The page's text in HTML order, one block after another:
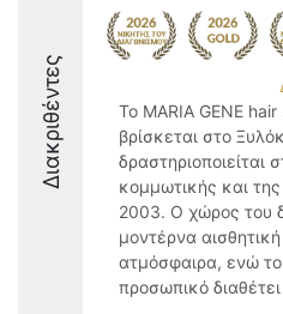
Διακριθέντες
Το MARIA GENE
βρίσκεται στο
δραστηριοποιείται
κομμωτικής και
2003. Ο χώρος του
μοντέρνα αισθητική
ατμόσφαιρα, ενώ το
προσωπικό